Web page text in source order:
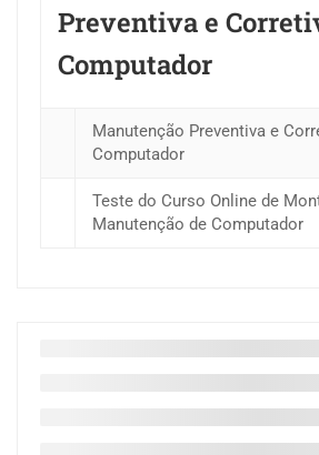
Preventiva e
Computador
Manutenção Preventiva e
Computador
Teste do Curso Online de
Manutenção de Computador